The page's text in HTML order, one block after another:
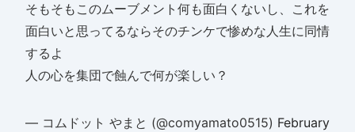
そもそもこのムーブメント何も面白くないし、これを
面白いと思ってるならそのチンケで惨めな人生に同情
するよ
人の心を集団で蝕んで何が楽しい？
— コムドット やまと (@comyamato0515) February